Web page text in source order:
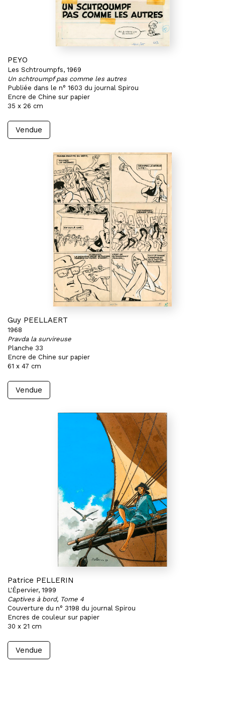
PEYO
Les Schtroumpfs, 1969
Un schtroumpf pas comme les autres
Publiée dans le n° 1603 du journal Spirou
Encre de Chine sur papier
35 x 26 cm
Vendue
Guy PEELLAERT
1968
Pravda la survireuse
Planche 33
Encre de Chine sur papier
61 x 47 cm
Vendue
Patrice PELLERIN
L'Épervier, 1999
Captives à bord, Tome 4
Couverture du n° 3198 du journal Spirou
Encres de couleur sur papier
30 x 21 cm
Vendue